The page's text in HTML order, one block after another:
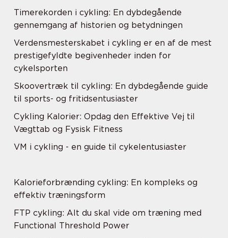
Timerekorden i cykling: En dybdegående
gennemgang af historien og betydningen
Verdensmesterskabet i cykling er en af de mest
prestigefyldte begivenheder inden for
cykelsporten
Skoovertræk til cykling: En dybdegående guide
til sports- og fritidsentusiaster
Cykling Kalorier: Opdag den Effektive Vej til
Vægttab og Fysisk Fitness
VM i cykling - en guide til cykelentusiaster
Kalorieforbrænding cykling: En kompleks og
effektiv træningsform
FTP cykling: Alt du skal vide om træning med
Functional Threshold Power